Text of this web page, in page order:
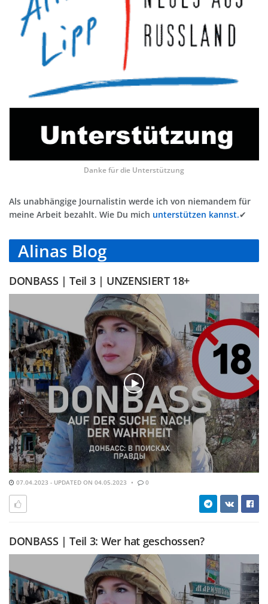
Danke für die Unterstützung
Als unabhängige Journalistin werde ich von niemandem für
meine Arbeit bezahlt. Wie Du mich unterstützen kannst.✔
Alinas Blog
DONBASS | Teil 3 | UNZENSIERT 18+
07.04.2023 - UPDATED ON 04.05.2023 0
DONBASS | Teil 3: Wer hat geschossen?